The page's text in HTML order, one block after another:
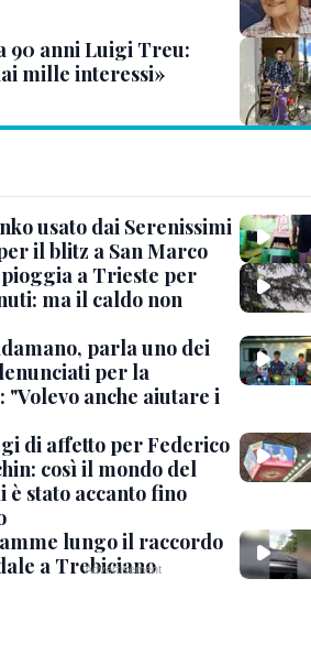
90 anni Luigi Treu:
mille interessi»
usato dai Serenissimi
il blitz a San Marco
a Trieste per
ma il caldo non
parla uno dei
per la
"Volevo anche aiutare i
di affetto per Federico
così il mondo del
è stato accanto fino
lungo il raccordo
a Trebiciano